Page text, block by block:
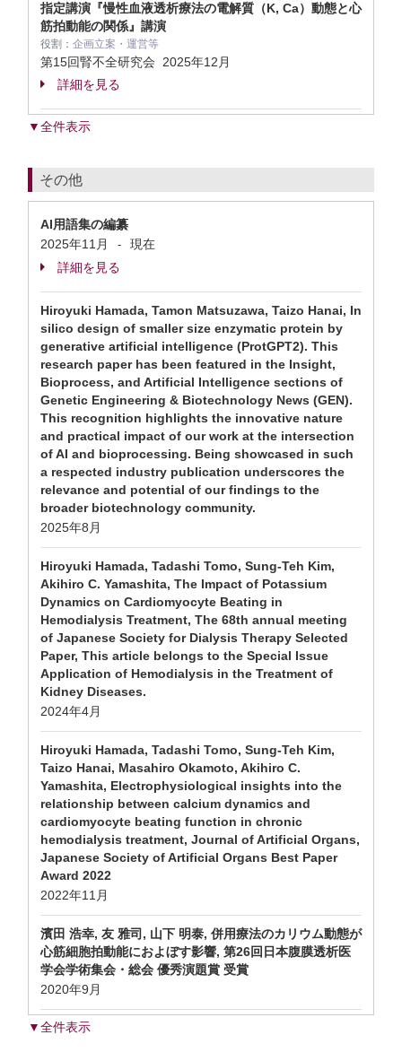
指定講演『慢性血液透析療法の電解質（K, Ca）動態と心
筋拍動能の関係』講演
役割： 企画立案・運営等
第15回腎不全研究会 2025年12月
詳細を見る
▼全件表示
その他
AI用語集の編纂
2025年11月
-
現在
詳細を見る
Hiroyuki Hamada, Tamon Matsuzawa, Taizo Hanai, In
silico design of smaller size enzymatic protein by
generative artificial intelligence (ProtGPT2). This
research paper has been featured in the Insight,
Bioprocess, and Artificial Intelligence sections of
Genetic Engineering & Biotechnology News (GEN).
This recognition highlights the innovative nature
and practical impact of our work at the intersection
of AI and bioprocessing. Being showcased in such
a respected industry publication underscores the
relevance and potential of our findings to the
broader biotechnology community.
2025年8月
Hiroyuki Hamada, Tadashi Tomo, Sung-Teh Kim,
Akihiro C. Yamashita, The Impact of Potassium
Dynamics on Cardiomyocyte Beating in
Hemodialysis Treatment, The 68th annual meeting
of Japanese Society for Dialysis Therapy Selected
Paper, This article belongs to the Special Issue
Application of Hemodialysis in the Treatment of
Kidney Diseases.
2024年4月
Hiroyuki Hamada, Tadashi Tomo, Sung-Teh Kim,
Taizo Hanai, Masahiro Okamoto, Akihiro C.
Yamashita, Electrophysiological insights into the
relationship between calcium dynamics and
cardiomyocyte beating function in chronic
hemodialysis treatment, Journal of Artificial Organs,
Japanese Society of Artificial Organs Best Paper
Award 2022
2022年11月
濱田 浩幸, 友 雅司, 山下 明泰, 併用療法のカリウム動態が
心筋細胞拍動能におよぼす影響, 第26回日本腹膜透析医
学会学術集会・総会 優秀演題賞 受賞
2020年9月
▼全件表示